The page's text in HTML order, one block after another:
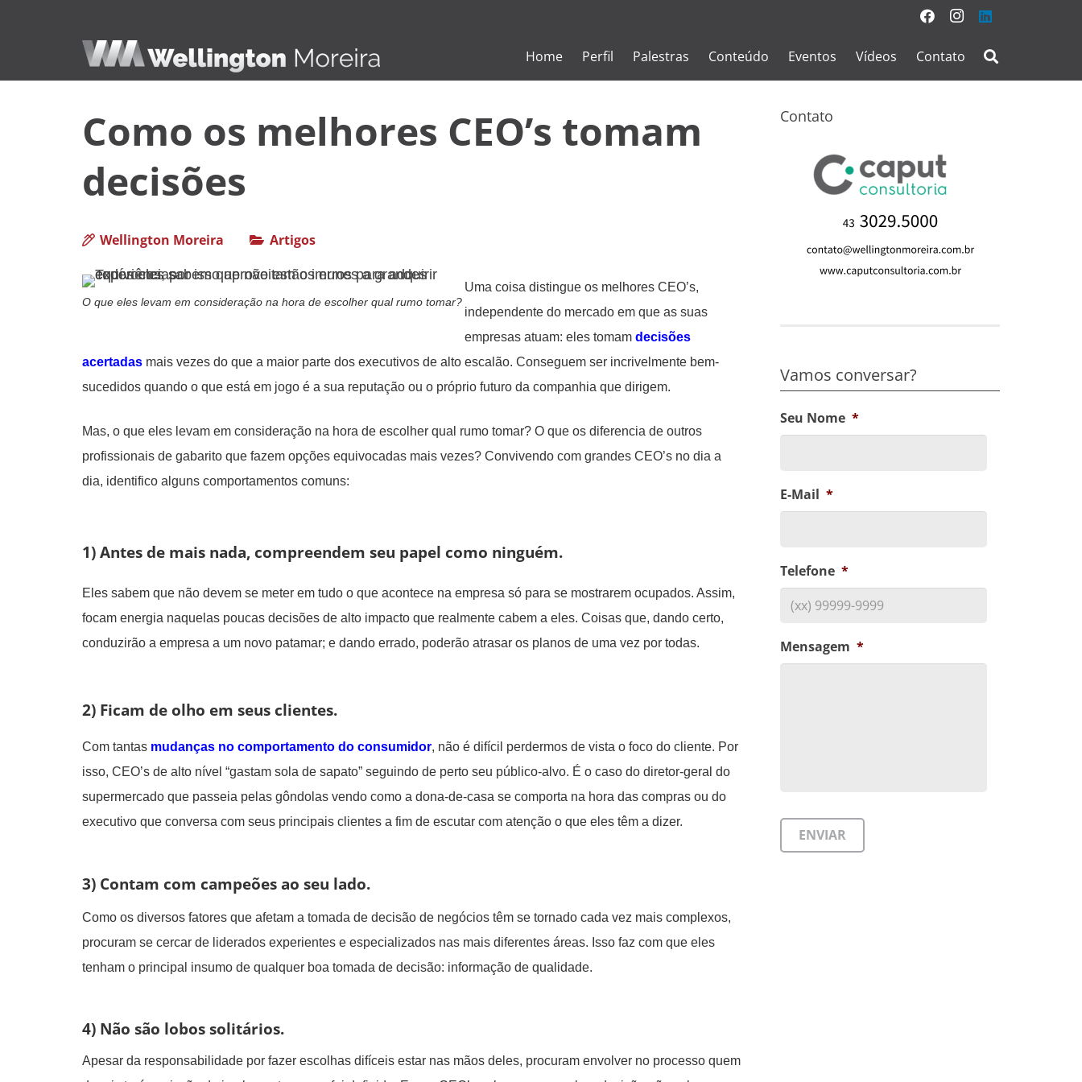
Home Perfil Palestras Conteúdo Eventos Vídeos Contato
Como os melhores CEO’s tomam
decisões
Wellington Moreira Artigos
O que eles levam em consideração na hora de escolher qual rumo tomar?
Uma coisa distingue os melhores CEO’s,
independente do mercado em que as suas
empresas atuam: eles tomam decisões
acertadas mais vezes do que a maior parte dos executivos de alto escalão. Conseguem ser incrivelmente bem-
sucedidos quando o que está em jogo é a sua reputação ou o próprio futuro da companhia que dirigem.
Mas, o que eles levam em consideração na hora de escolher qual rumo tomar? O que os diferencia de outros
profissionais de gabarito que fazem opções equivocadas mais vezes? Convivendo com grandes CEO’s no dia a
dia, identifico alguns comportamentos comuns:
1) Antes de mais nada, compreendem seu papel como ninguém.
Eles sabem que não devem se meter em tudo o que acontece na empresa só para se mostrarem ocupados. Assim,
focam energia naquelas poucas decisões de alto impacto que realmente cabem a eles. Coisas que, dando certo,
conduzirão a empresa a um novo patamar; e dando errado, poderão atrasar os planos de uma vez por todas.
2) Ficam de olho em seus clientes.
Com tantas mudanças no comportamento do consumidor, não é difícil perdermos de vista o foco do cliente. Por
isso, CEO’s de alto nível “gastam sola de sapato” seguindo de perto seu público-alvo. É o caso do diretor-geral do
supermercado que passeia pelas gôndolas vendo como a dona-de-casa se comporta na hora das compras ou do
executivo que conversa com seus principais clientes a fim de escutar com atenção o que eles têm a dizer.
3) Contam com campeões ao seu lado.
Como os diversos fatores que afetam a tomada de decisão de negócios têm se tornado cada vez mais complexos,
procuram se cercar de liderados experientes e especializados nas mais diferentes áreas. Isso faz com que eles
tenham o principal insumo de qualquer boa tomada de decisão: informação de qualidade.
4) Não são lobos solitários.
Apesar da responsabilidade por fazer escolhas difíceis estar nas mãos deles, procuram envolver no processo quem
Contato
Vamos conversar?
Seu Nome *
E-Mail *
Telefone *
Mensagem *